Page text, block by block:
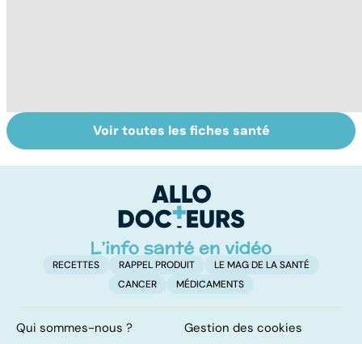
Acidité, brûlures,
crampes... quand
Ulcères digestifs
: la fin des idées
Voir toutes les fiches santé
RECETTES RAPPEL PRODUIT
LE MAG DE LA SANTÉ
CANCER
MÉDICAMENTS
Qui sommes-nous ?
Gestion des cookies